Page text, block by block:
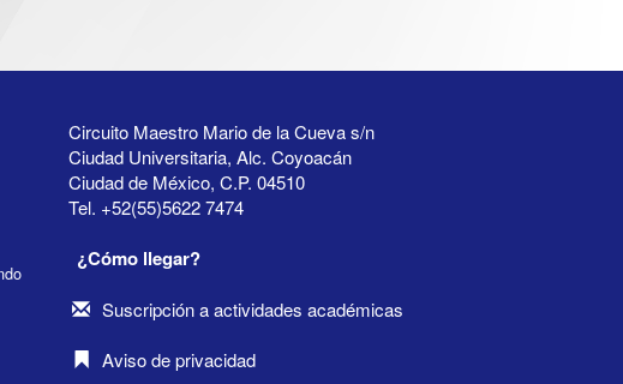
Circuito Maestro Mario de la Cueva s/n
Ciudad Universitaria, Alc. Coyoacán
Ciudad de México, C.P. 04510
Tel. +52(55)5622 7474
¿Cómo llegar?
Suscripción a actividades académicas
Aviso de privacidad